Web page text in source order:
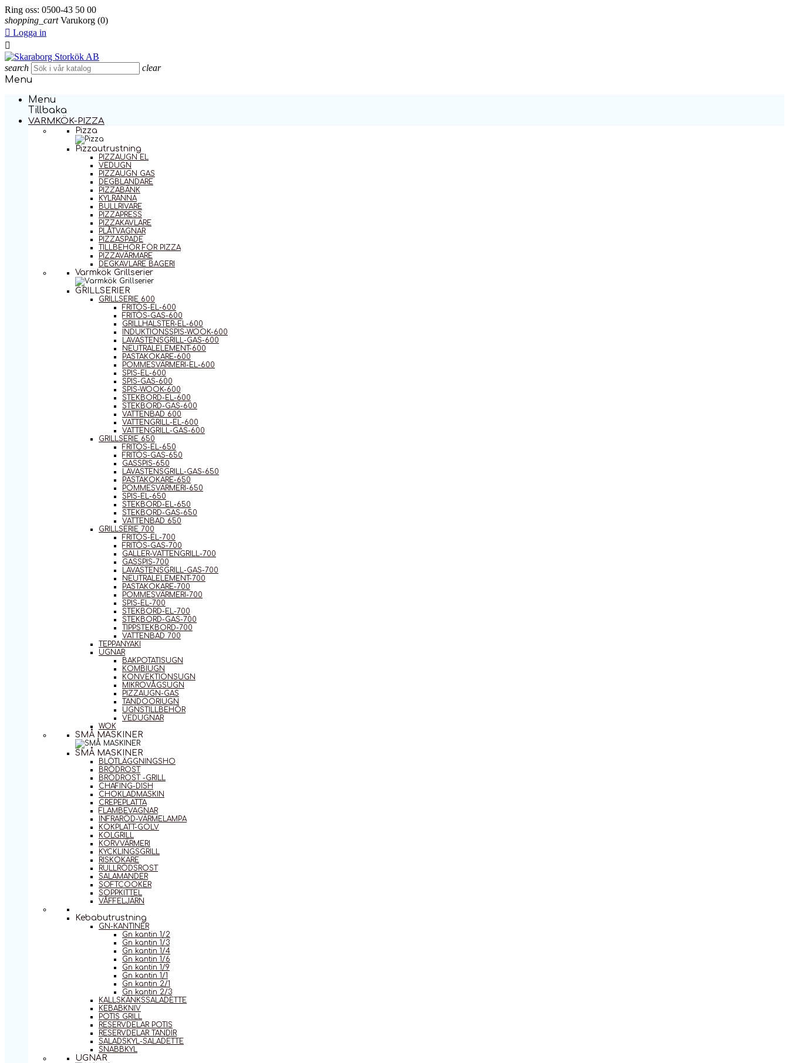
Ring oss: 0500-43 50 00
shopping_cart Varukorg (0)
 Logga in

search clear
Menu
Menu
Tillbaka
VARMKÖK-PIZZA
Pizza
Pizzautrustning
PIZZAUGN EL
VEDUGN
PIZZAUGN GAS
DEGBLANDARE
PIZZABÄNK
KYLRÄNNA
BULLRIVARE
PIZZAPRESS
PIZZAKAVLARE
PLÅTVAGNAR
PIZZASPADE
TILLBEHÖR FÖR PIZZA
PIZZAVÄRMARE
DEGKAVLARE BAGERI
Varmkök Grillserier
GRILLSERIER
GRILLSERIE 600
FRITÖS-EL-600
FRITÖS-GAS-600
GRILLHALSTER-EL-600
INDUKTIONSSPIS-WOOK-600
LAVASTENSGRILL-GAS-600
NEUTRALELEMENT-600
PASTAKOKARE-600
POMMESVÄRMERI-EL-600
SPIS-EL-600
SPIS-GAS-600
SPIS-WOOK-600
STEKBORD-EL-600
STEKBORD-GAS-600
VATTENBAD 600
VATTENGRILL-EL-600
VATTENGRILL-GAS-600
GRILLSERIE 650
FRITÖS-EL-650
FRITÖS-GAS-650
GASSPIS-650
LAVASTENSGRILL-GAS-650
PASTAKOKARE-650
POMMESVÄRMERI-650
SPIS-EL-650
STEKBORD-EL-650
STEKBORD-GAS-650
VATTENBAD 650
GRILLSERIE 700
FRITÖS-EL-700
FRITÖS-GAS-700
GALLER-VATTENGRILL-700
GASSPIS-700
LAVASTENSGRILL-GAS-700
NEUTRALELEMENT-700
PASTAKOKARE-700
POMMESVÄRMERI-700
SPIS-EL-700
STEKBORD-EL-700
STEKBORD-GAS-700
TIPPSTEKBORD-700
VATTENBAD 700
TEPPANYAKI
UGNAR
BAKPOTATISUGN
KOMBIUGN
KONVEKTIONSUGN
MIKROVÅGSUGN
PIZZAUGN-GAS
TANDOORIUGN
UGNSTILLBEHÖR
VEDUGNAR
WOK
SMÅ MASKINER
SMÅ MASKINER
BLÖTLÄGGNINGSHO
BRÖDROST
BRÖDROST -GRILL
CHAFING-DISH
CHOKLADMASKIN
CREPEPLATTA
FLAMBEVAGNAR
INFRARÖD-VÄRMELAMPA
KOKPLATT-GOLV
KOLGRILL
KORVVÄRMERI
KYCKLINGSGRILL
RISKOKARE
RULLRÖDSROST
SALAMANDER
SOFTCOOKER
SOPPKITTEL
VÅFFELJÄRN
Kebabutrustning
GN-KANTINER
Gn kantin 1/2
Gn kantin 1/3
Gn kantin 1/4
Gn kantin 1/6
Gn kantin 1/9
Gn kantin 1/1
Gn kantin 2/1
Gn kantin 2/3
KALLSKÄNKSSALADETTE
KEBABKNIV
POTIS GRILL
RESERVDELAR POTIS
RESERVDELAR TANDIR
SALADSKYL-SALADETTE
SNABBKYL
UGNAR